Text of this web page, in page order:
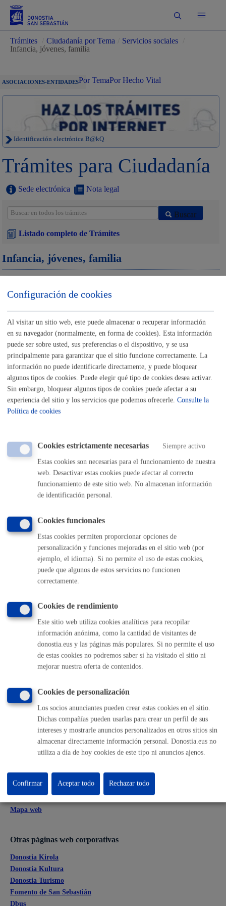
Buscar
Trámites Ciudadanía por Tema Servicios sociales
Infancia, jóvenes, familia
ASOCIACIONES-ENTIDADESPor TemaPor Hecho Vital
Identificación electrónica B@kQ
Trámites para Ciudadanía
Sede electrónica Nota legal
Buscar
Listado completo de Trámites
Infancia, jóvenes, familia
alcohol
ONLINE
PRESENCIAL
TELÉFONO
MÁQUINA
Formación para reducción de riesgos en el uso de nuevas
tecnologías por parte de menores
TELÉFONO
MÁQUINA
Notificación de situaciones de riesgo o desprotección de
menores
* Online con certificado electrónico
ONLINE
TELÉFONO
MÁQUINA
Comunícate con el Ayuntamiento de Donostia / San
Sebastián
(gratuito desde Donostia / San Sebastián)
Buzón de la ciudadanía
Informar de un error en la web
Enlaces útiles
Ofertas de empleo
Sede electrónica
Mapas - GeoDonostia
Mapa web
Otras páginas web corporativas
Donostia Kirola
Donostia Kultura
Donostia Turismo
Fomento de San Sebastián
Dbus
Configuración de cookies
Al visitar un sitio web, este puede almacenar o recuperar información
en su navegador (normalmente, en forma de cookies). Esta información
puede ser sobre usted, sus preferencias o el dispositivo, y se usa
principalmente para garantizar que el sitio funcione correctamente. La
información no puede identificarle directamente, y puede bloquear
algunos tipos de cookies. Puede elegir qué tipo de cookies desea activar.
Sin embargo, bloquear algunos tipos de cookies puede afectar a su
experiencia del sitio y los servicios que podemos ofrecerle. Consulte la
Política de cookies
Cookies estrictamente necesarias Siempre activo
Estas cookies son necesarias para el funcionamiento de nuestra
web. Desactivar estas cookies puede afectar al correcto
funcionamiento de este sitio web. No almacenan información
de identificación personal.
Cookies funcionales
Estas cookies permiten proporcionar opciones de
personalización y funciones mejoradas en el sitio web (por
ejemplo, el idioma). Si no permite el uso de estas cookies,
puede que algunos de estos servicios no funcionen
correctamente.
Cookies de rendimiento
Este sitio web utiliza cookies analíticas para recopilar
información anónima, como la cantidad de visitantes de
donostia.eus y las páginas más populares. Si no permite el uso
de estas cookies no podremos saber si ha visitado el sitio ni
mejorar nuestra oferta de contenidos.
Cookies de personalización
Los socios anunciantes pueden crear estas cookies en el sitio.
Dichas compañías pueden usarlas para crear un perfil de sus
intereses y mostrarle anuncios personalizados en otros sitios sin
almacenar directamente información personal. Donostia.eus no
utiliza a día de hoy cookies de este tipo ni anuncios ajenos.
Rechazar todo
Confirmar Aceptar todo